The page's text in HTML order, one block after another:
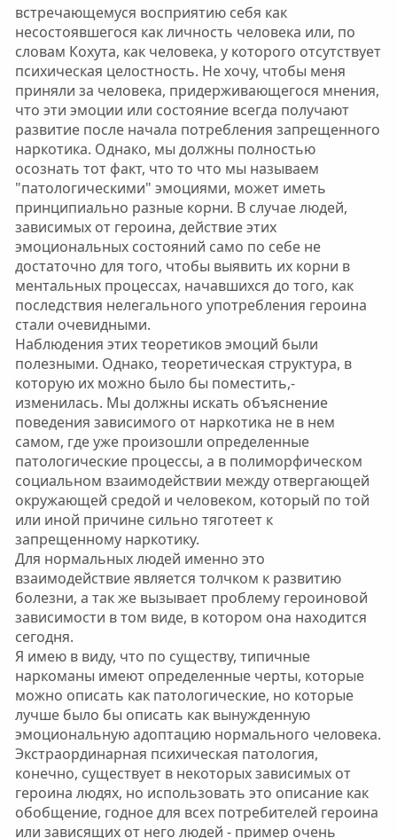
встречающемуся восприятию себя как
несостоявшегося как личность человека или, по
словам Кохута, как человека, у которого отсутствует
психическая целостность. Не хочу, чтобы меня
приняли за человека, придерживающегося мнения,
что эти эмоции или состояние всегда получают
развитие после начала потребления запрещенного
наркотика. Однако, мы должны полностью
осознать тот факт, что то что мы называем
"патологическими" эмоциями, может иметь
принципиально разные корни. В случае людей,
зависимых от героина, действие этих
эмоциональных состояний само по себе не
достаточно для того, чтобы выявить их корни в
ментальных процессах, начавшихся до того, как
последствия нелегального употребления героина
стали очевидными.
Наблюдения этих теоретиков эмоций были
полезными. Однако, теоретическая структура, в
которую их можно было бы поместить,-
изменилась. Мы должны искать объяснение
поведения зависимого от наркотика не в нем
самом, где уже произошли определенные
патологические процессы, а в полиморфическом
социальном взаимодействии между отвергающей
окружающей средой и человеком, который по той
или иной причине сильно тяготеет к
запрещенному наркотику.
Для нормальных людей именно это
взаимодействие является толчком к развитию
болезни, а так же вызывает проблему героиновой
зависимости в том виде, в котором она находится
сегодня.
Я имею в виду, что по существу, типичные
наркоманы имеют определенные черты, которые
можно описать как патологические, но которые
лучше было бы описать как вынужденную
эмоциональную адоптацию нормального человека.
Экстраординарная психическая патология,
конечно, существует в некоторых зависимых от
героина людях, но использовать это описание как
обобщение, годное для всех потребителей героина
или зависящих от него людей - пример очень